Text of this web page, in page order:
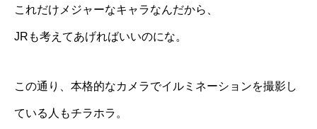
これだけメジャーなキャラなんだから、
JRも考えてあげればいいのにな。
この通り、本格的なカメラでイルミネーションを撮影し
ている人もチラホラ。